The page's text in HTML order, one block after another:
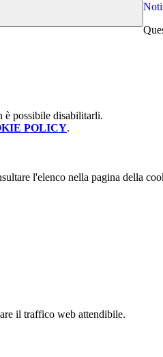
è possibile disabilitarli.
POLICY.
l'elenco nella pagina della
il traffico web attendibile.